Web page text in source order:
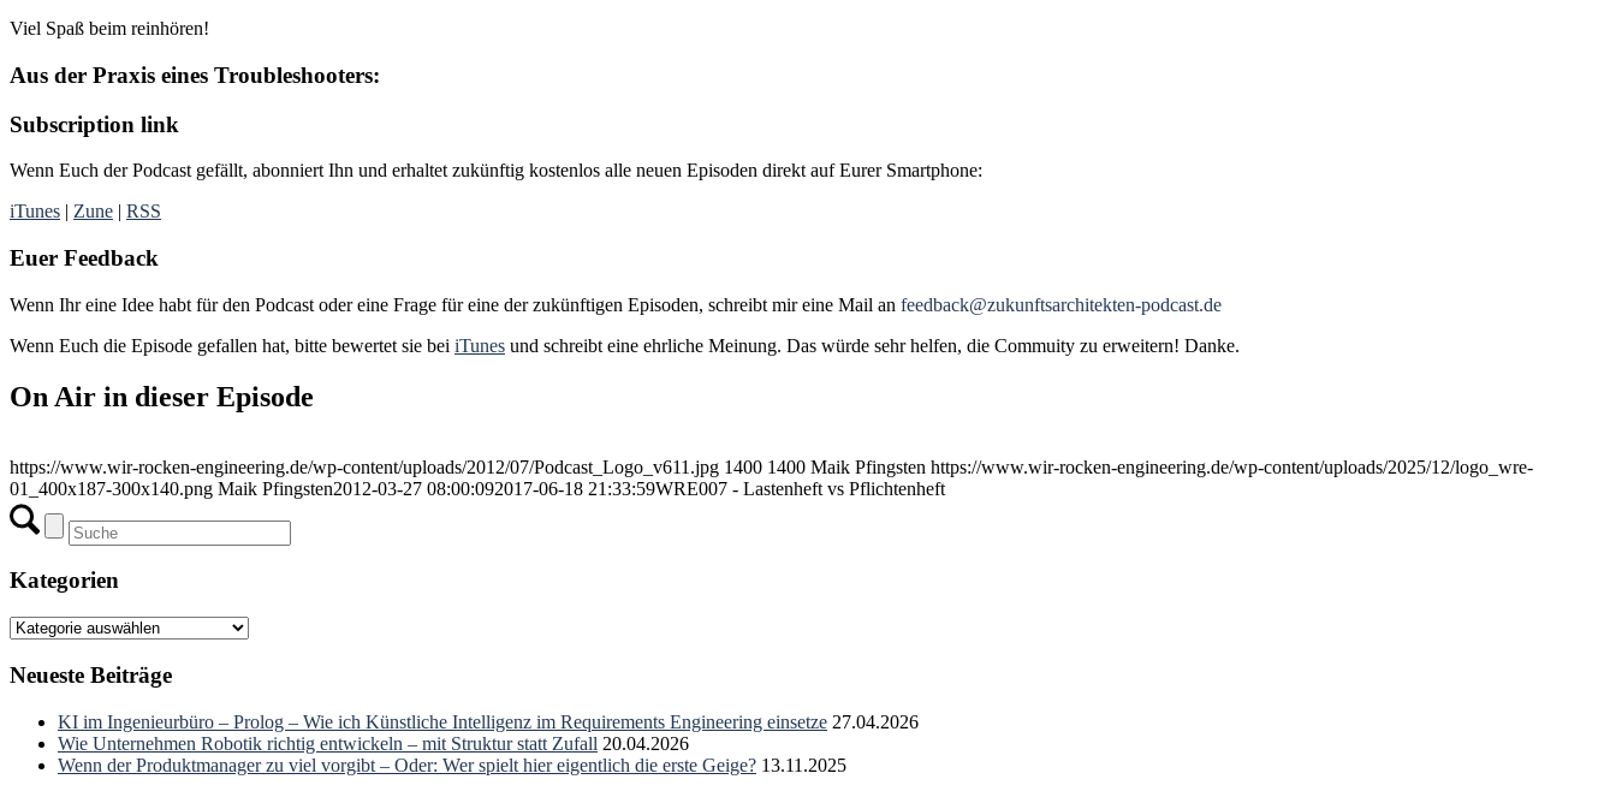
Viel Spaß beim reinhören!
Aus der Praxis eines Troubleshooters:
Subscription link
Wenn Euch der Podcast gefällt, abonniert Ihn und erhaltet zukünftig kostenlos alle neuen Episoden direkt auf Eurer Smartphone:
iTunes
Zune RSS
Euer Feedback
Wenn Ihr eine Idee habt für den Podcast oder eine Frage für eine der zukünftigen Episoden, schreibt mir eine Mail an feedback@zukunftsarchitekten-podcast.de
Wenn Euch die Episode gefallen hat, bitte bewertet sie bei iTunes und schreibt eine ehrliche Meinung. Das würde sehr helfen, die Commuity zu erweitern! Danke.
On Air in dieser Episode
https://www.wir-rocken-engineering.de/wp-content/uploads/2012/07/Podcast_Logo_v611.jpg 1400 1400 Maik Pfingsten https://www.wir-rocken-engineering.de/wp-content/uploads/2025/12/logo_wre-
01_400x187-300x140.png Maik Pfingsten2012-03-27 08:00:092017-06-18 21:33:59WRE007 - Lastenheft vs Pflichtenheft
Kategorien
Kategorien
Neueste Beiträge
KI im Ingenieurbüro – Prolog – Wie ich Künstliche Intelligenz im Requirements Engineering einsetze 27.04.2026
Wie Unternehmen Robotik richtig entwickeln – mit Struktur statt Zufall 20.04.2026
Wenn der Produktmanager zu viel vorgibt – Oder: Wer spielt hier eigentlich die erste Geige? 13.11.2025